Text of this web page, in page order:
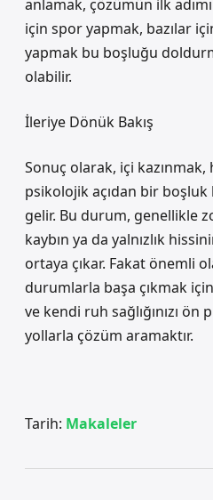
anlamak, çözümün ilk
için spor yapmak, bazılar
yapmak bu boşluğu
olabilir.
İleriye Dönük Bakış
Sonuç olarak, içi
psikolojik açıdan bir boşluk
gelir. Bu durum, genellikle
kaybın ya da yalnızlık
ortaya çıkar. Fakat önemli
durumlarla başa çıkmak
ve kendi ruh sağlığınızı ön
yollarla çözüm aramaktır.
Tarih: Makaleler